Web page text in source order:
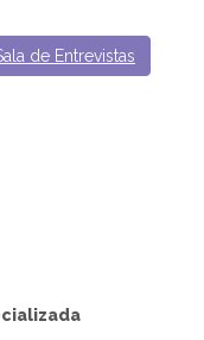
de Entrevistas